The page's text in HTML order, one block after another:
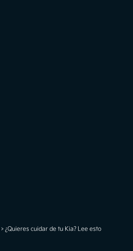
> ¿Quieres cuidar de tu Kia? Lee esto